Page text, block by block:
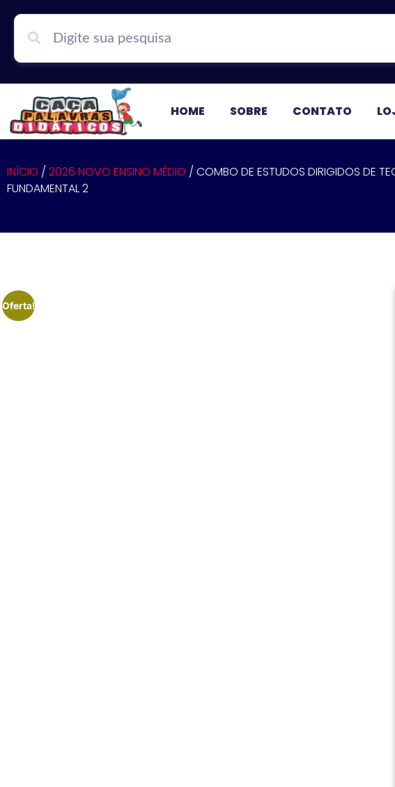
HOME SOBRE CONTATO
INÍCIO / 2026 NOVO ENSINO MÉDIO / COMBO DE ESTUDOS DIRIGIDOS DE
FUNDAMENTAL 2
Oferta!